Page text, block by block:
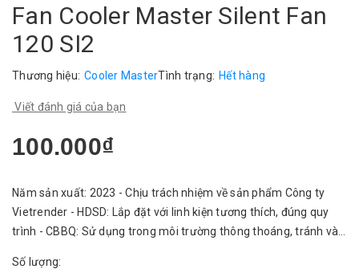
Fan Cooler Master Silent Fan
120 SI2
Thương hiệu: Cooler MasterTình trạng: Hết hàng
Viết đánh giá của bạn
100.000₫
Năm sản xuất: 2023 - Chịu trách nhiệm về sản phẩm Công ty
Vietrender - HDSD: Lắp đặt với linh kiện tương thích, đúng quy
trình - CBBQ: Sử dụng trong môi trường thông thoáng, tránh vào
Số lượng: